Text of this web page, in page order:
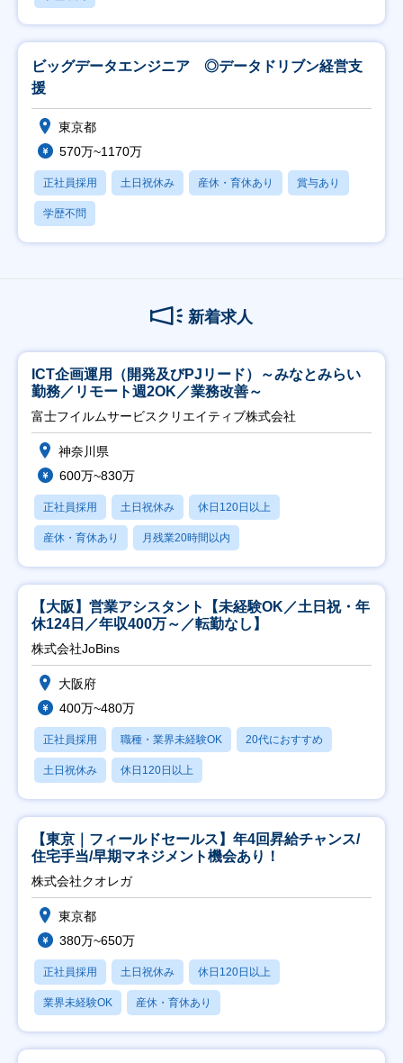
ビッグデータエンジニア ◎データドリブン経営支
援
東京都
570万~1170万
正社員採用 土日祝休み 産休・育休あり 賞与あり
学歴不問
新着求人
ICT企画運用（開発及びPJリード）～みなとみらい
勤務／リモート週2OK／業務改善～
富士フイルムサービスクリエイティブ株式会社
神奈川県
600万~830万
正社員採用 土日祝休み 休日120日以上
産休・育休あり 月残業20時間以内
【大阪】営業アシスタント【未経験OK／土日祝・年
休124日／年収400万～／転勤なし】
株式会社JoBins
大阪府
400万~480万
正社員採用 職種・業界未経験OK 20代におすすめ
土日祝休み 休日120日以上
【東京｜フィールドセールス】年4回昇給チャンス/
住宅手当/早期マネジメント機会あり！
株式会社クオレガ
東京都
380万~650万
正社員採用 土日祝休み 休日120日以上
業界未経験OK 産休・育休あり